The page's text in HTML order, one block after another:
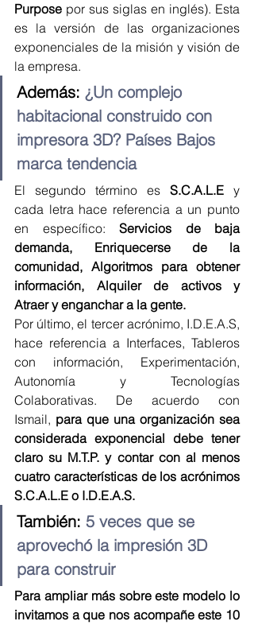
Purpose por sus siglas en inglés). Esta
es la versión de las organizaciones
exponenciales de la misión y visión de
la empresa.
Además: ¿Un complejo
habitacional construido con
impresora 3D? Países Bajos
marca tendencia
El segundo término es S.C.A.L.E y
cada letra hace referencia a un punto
en específico: Servicios de baja
demanda, Enriquecerse de la
comunidad, Algoritmos para obtener
información, Alquiler de activos y
Atraer y enganchar a la gente.
Por último, el tercer acrónimo, I.D.E.A.S,
hace referencia a Interfaces, Tableros
con información, Experimentación,
Autonomía y Tecnologías
Colaborativas. De acuerdo con
Ismail, para que una organización sea
considerada exponencial debe tener
claro su M.T.P. y contar con al menos
cuatro características de los acrónimos
S.C.A.L.E o I.D.E.A.S.
También: 5 veces que se
aprovechó la impresión 3D
para construir
Para ampliar más sobre este modelo lo
invitamos a que nos acompañe este 10